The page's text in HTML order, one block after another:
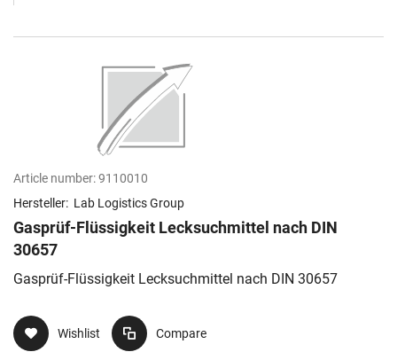
Article number:9110010
Hersteller: Lab Logistics Group
Gasprüf-Flüssigkeit Lecksuchmittel nach DIN
30657
Gasprüf-Flüssigkeit Lecksuchmittel nach DIN 30657
Wishlist Compare